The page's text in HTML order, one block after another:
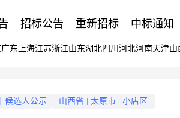
招标公告 重新招标 中标通知
广东 上海江苏浙江山东湖北四川 河北河南天津山
候选人公示 山西省 太原市 小店区